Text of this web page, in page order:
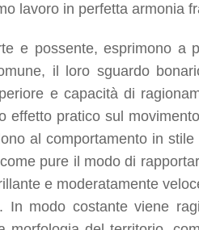
lavoro in perfetta armonia
e possente, esprimono a
il loro sguardo
e capacità di
effetto pratico sul
al comportamento in
pure il modo di
e moderatamente
modo costante viene